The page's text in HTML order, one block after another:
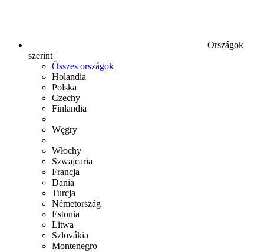
Országok
szerint
Összes országok
Holandia
Polska
Czechy
Finlandia
Węgry
Włochy
Szwajcaria
Francja
Dania
Turcja
Németország
Estonia
Litwa
Szlovákia
Montenegro